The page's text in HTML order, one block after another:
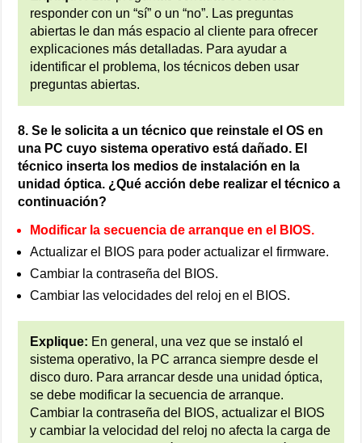
responder con un “sí” o un “no”. Las preguntas
abiertas le dan más espacio al cliente para ofrecer
explicaciones más detalladas. Para ayudar a
identificar el problema, los técnicos deben usar
preguntas abiertas.
8. Se le solicita a un técnico que reinstale el OS en
una PC cuyo sistema operativo está dañado. El
técnico inserta los medios de instalación en la
unidad óptica. ¿Qué acción debe realizar el técnico a
continuación?
Modificar la secuencia de arranque en el BIOS.
Actualizar el BIOS para poder actualizar el firmware.
Cambiar la contraseña del BIOS.
Cambiar las velocidades del reloj en el BIOS.
Explique: En general, una vez que se instaló el
sistema operativo, la PC arranca siempre desde el
disco duro. Para arrancar desde una unidad óptica,
se debe modificar la secuencia de arranque.
Cambiar la contraseña del BIOS, actualizar el BIOS
y cambiar la velocidad del reloj no afecta la carga de